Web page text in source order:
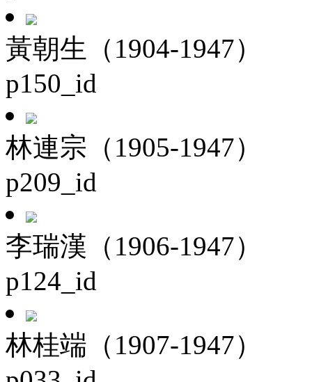
黃朝生（1904-1947）
p150_id
林連宗（1905-1947）
p209_id
李瑞漢（1906-1947）
p124_id
林桂端（1907-1947）